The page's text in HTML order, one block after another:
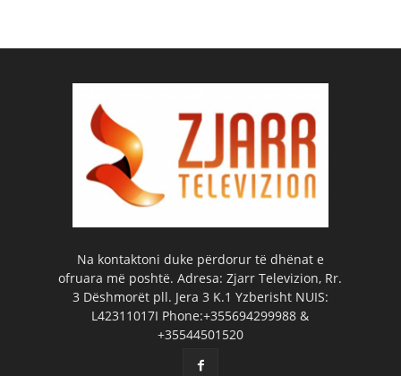
Na kontaktoni duke përdorur të dhënat e
ofruara më poshtë. Adresa: Zjarr Televizion, Rr.
3 Dëshmorët pll. Jera 3 K.1 Yzberisht NUIS:
L42311017I Phone:+355694299988 &
+35544501520